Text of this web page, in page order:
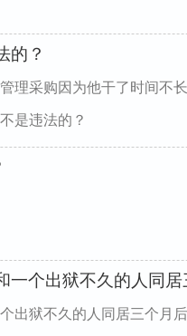
的？
理采购因为他干了时间不
是违法的？
一个出狱不久的人同
出狱不久的人同居三个月